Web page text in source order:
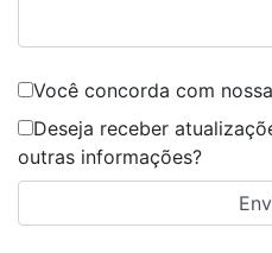
Você concorda com nossa
Deseja receber
outras informações?